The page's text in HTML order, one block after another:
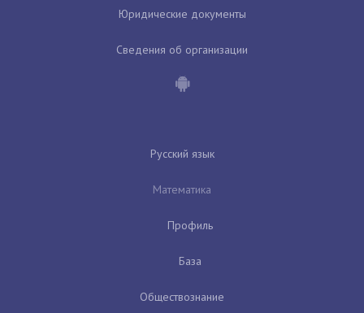
Юридические документы
Сведения об организации
Русский язык
Математика
Профиль
База
Обществознание